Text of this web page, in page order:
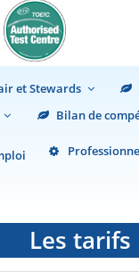
et Stewards
Bilan de
Les tarifs